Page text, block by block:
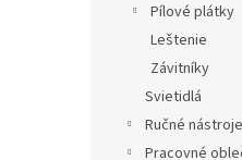
Pílové plátky
Leštenie
Závitníky
Svietidlá
Ručné nástroje
Pracovné